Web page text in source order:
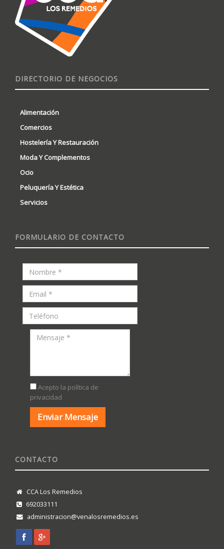
DIRECTORIO DE NEGOCIOS
Alimentación
Comercios
Hostelería Y Restauración
Moda Y Complementos
Ocio
Peluquería Y Estética
Servicios
FORMULARIO DE CONTACTO
Acepto la política de
privacidad
CONTACTO
CCA Los Remedios
692033111
administracion@venalosremedios.es